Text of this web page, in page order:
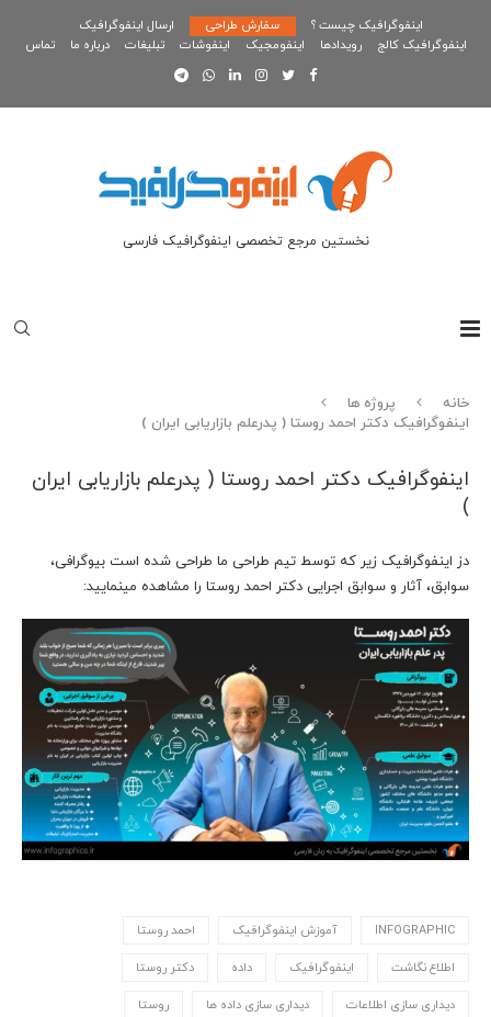
اینفوگرافیک چیست ؟ سفارش طراحی
ارسال اینفوگرافیک
اینفوگرافیک کالج
رویدادها اینفومجیک اینفوشات تبلیغات درباره ما تماس
نخستین مرجع تخصصی اینفوگرافیک فارسی
خانه
پروژه ها
اینفوگرافیک دکتر احمد روستا ( پدرعلم بازاریابی ایران )
اینفوگرافیک دکتر احمد روستا ( پدرعلم بازاریابی ایران
)
دز اینفوگرافیک زیر که توسط تیم طراحی ما طراحی شده است بیوگرافی،
سوابق، آثار و سوابق اجرایی دکتر احمد روستا را مشاهده مینمایید:
INFOGRAPHIC آموزش اینفوگرافیک احمد روستا
اطلاع نگاشت اینفوگرافیک داده دکتر روستا
دیداری سازی اطلاعات دیداری سازی داده ها روستا